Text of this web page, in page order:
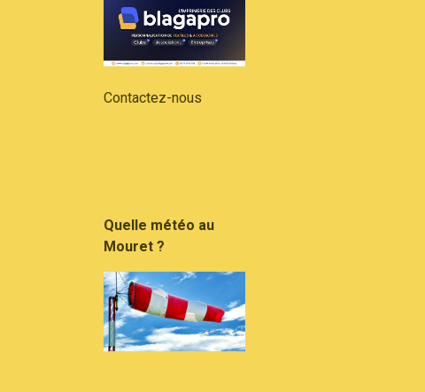
Contactez-nous
Quelle météo au
Mouret ?